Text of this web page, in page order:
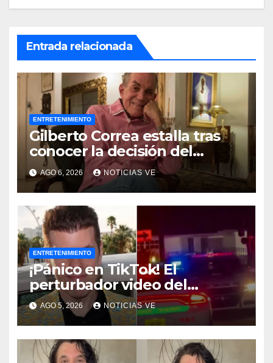
Entrada relacionada
ENTRETENIMIENTO
Gilberto Correa estalla tras
conocer la decisión del
tribunal en su caso
AGO 6, 2026 NOTICIAS VE
ENTRETENIMIENTO
¡Pánico en TikTok! El
perturbador video del
famoso influencer Perez
Hilton que obligó a sus fans a
pedir ayuda médica
AGO 5, 2026 NOTICIAS VE